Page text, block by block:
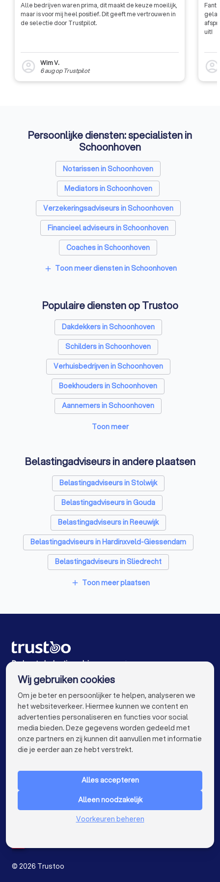
denkt dat
onderdeel van
een slimme keuze.
Alle bedrijven waren prima, dit maakt de keuze moeilijk,
maar is voor mij heel positief. Dit geeft me vertrouwen in
de selectie door Trustpilot.
account_circle
Wim V.
6 augop Trustpilot
uit!
account_circle
Persoonlijke diensten: specialisten in
Schoonhoven
Notarissen in Schoonhoven
Mediators in Schoonhoven
Verzekeringsadviseurs in Schoonhoven
Financieel adviseurs in Schoonhoven
Coaches in Schoonhoven
Relatietherapeuten in Schoonhoven
Hypotheekadviseurs in Schoonhoven
Personal trainers in Schoonhoven
Diëtisten in Schoonhoven
add Toon meer diensten in Schoonhoven
Populaire diensten op Trustoo
Dakdekkers in Schoonhoven
Schilders in Schoonhoven
Verhuisbedrijven in Schoonhoven
Boekhouders in Schoonhoven
Aannemers in Schoonhoven
Makelaars in Schoonhoven
Schoonmaakbedrijven in Schoonhoven
Airco installateurs in Schoonhoven
Elektriciens in Schoonhoven
Energielabel adviseurs in Schoonhoven
Rijscholen in Schoonhoven
Advocaten in Schoonhoven
Toon meer
Belastingadviseurs in andere plaatsen
Belastingadviseurs in Stolwijk
Belastingadviseurs in Gouda
Belastingadviseurs in Reeuwijk
Belastingadviseurs in Hardinxveld-Giessendam
Belastingadviseurs in Sliedrecht
Belastingadviseurs in Gorinchem
Belastingadviseurs in Bodegraven
Belastingadviseurs in Alblasserdam
Belastingadviseurs in Amsterdam
Belastingadviseurs in Rotterdam
Belastingadviseurs in Den Haag
Belastingadviseurs in Utrecht
Belastingadviseurs in Tilburg
Belastingadviseurs in Groningen
Belastingadviseurs in Almere
add Toon meer plaatsen
De beste belastingadviseurs voor jou
VOOR PARTICULIEREN keyboard_arrow_down
Nederland
© 2026 Trustoo
Wij gebruiken cookies
Om je beter en persoonlijker te helpen, analyseren we
het websiteverkeer. Hiermee kunnen we content en
advertenties personaliseren en functies voor social
media bieden. Deze gegevens worden gedeeld met
onze partners en zij kunnen dit aanvullen met informatie
die je eerder aan ze hebt verstrekt.
Alles accepteren
Alleen noodzakelijk
Voorkeuren beheren